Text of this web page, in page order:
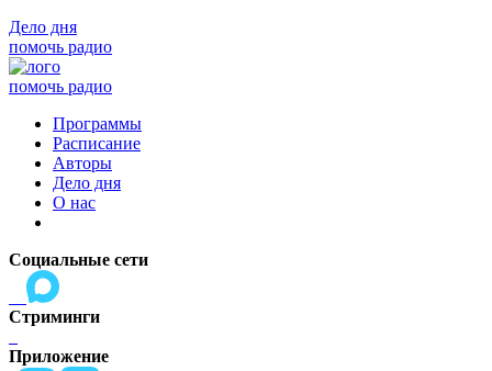
Дело дня
помочь радио
помочь радио
Программы
Расписание
Авторы
Дело дня
О нас
Социальные сети
Стриминги
Приложение